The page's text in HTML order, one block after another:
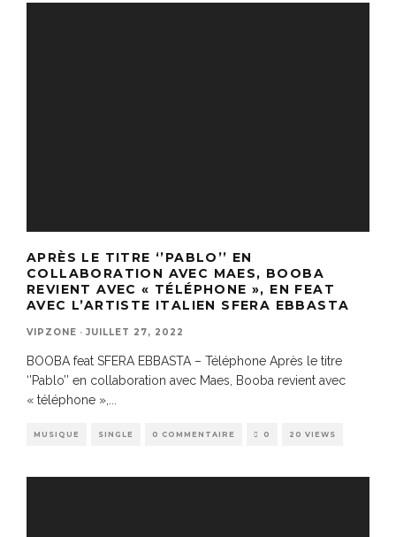
APRÈS LE TITRE ‘’PABLO’’ EN
COLLABORATION AVEC MAES, BOOBA
REVIENT AVEC « TÉLÉPHONE », EN FEAT
AVEC L’ARTISTE ITALIEN SFERA EBBASTA
VIPZONE · JUILLET 27, 2022
BOOBA feat SFERA EBBASTA – Téléphone Après le titre
‘’Pablo’’ en collaboration avec Maes, Booba revient avec
« téléphone »,
MUSIQUE SINGLE 0 COMMENTAIRE 0 20 VIEWS